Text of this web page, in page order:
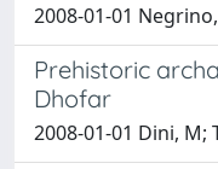
2008-01-01
Prehistoric
Dhofar
2008-01-01 Dini, M;